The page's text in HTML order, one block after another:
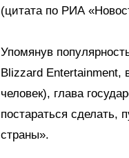
(цитата по РИА
Упомянув
Blizzard Entertainment,
человек), глава
постараться
страны».